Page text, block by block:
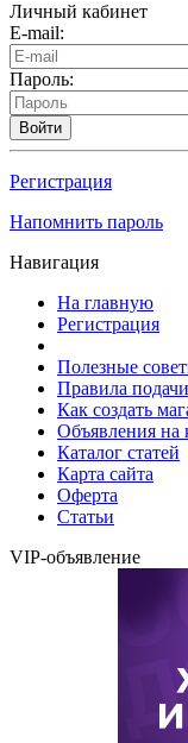
Личный кабинет
E-mail:
Пароль:
Войти
Регистрация
Напомнить пароль
Навигация
На главную
Регистрация
Полезные
Правила
Как создать
Объявления на
Каталог статей
Карта сайта
Оферта
Статьи
VIP-объявление